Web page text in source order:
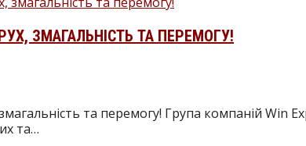
РУХ, ЗМАГАЛЬНІСТЬ ТА ПЕРЕМОГУ!
та перемогу! Група компаній Win
та…